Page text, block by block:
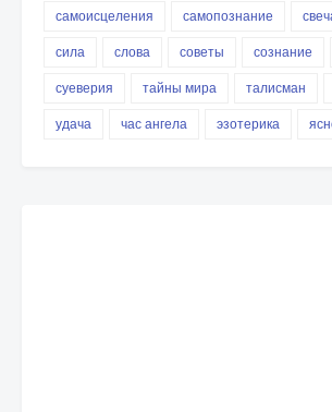
самоисцеления
самопознание
сила
слова советы сознание
суеверия
тайны мира талисман
удача
час ангела эзотерика